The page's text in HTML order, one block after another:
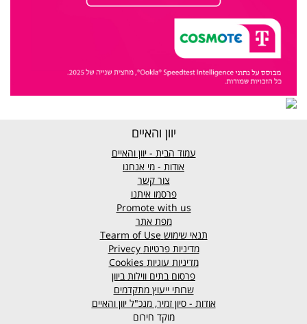
יוון והאיים
עמוד הבית - יוון והאיים
אודות - מי אנחנו
צור קשר
פרסמו איתנו
Promote with us
מפת אתר
תנאי שימוש
מדיניות פרטיות Privecy
מדיניות עוגיות Cookies
פרסום בתים ווילות ביוון
שרותי ייעוץ מתקדמים
אודות - סיון זמיר, מנכ"ל יוון והאיים
מוקד חירום